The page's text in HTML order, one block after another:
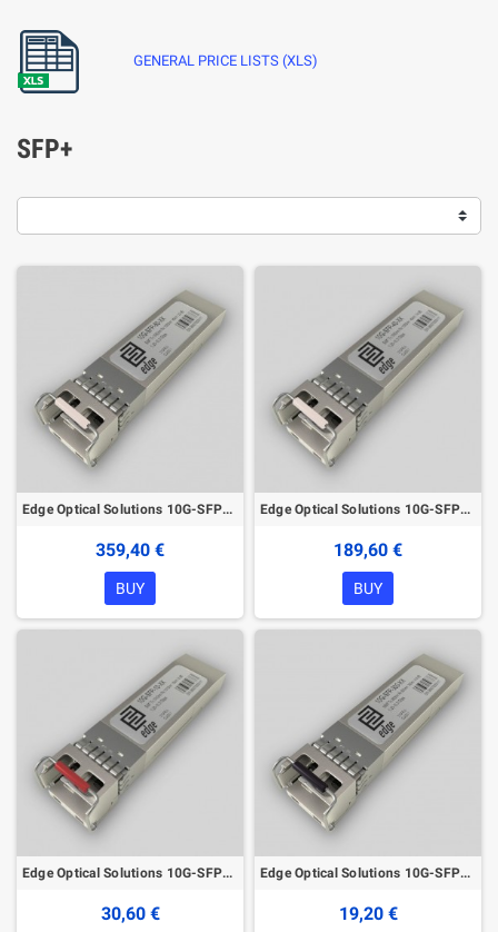
GENERAL PRICE LISTS (XLS)
SFP+
Edge Optical Solutions 10G-SFP-80 SFP+ Module
359,40 €
BUY
Edge Optical Solutions 10G-SFP-40 SFP+ Module
189,60 €
BUY
Edge Optical Solutions 10G-SFP-10 SFP+ Module
30,60 €
Edge Optical Solutions 10G-SFP-300 SFP+ Module
19,20 €